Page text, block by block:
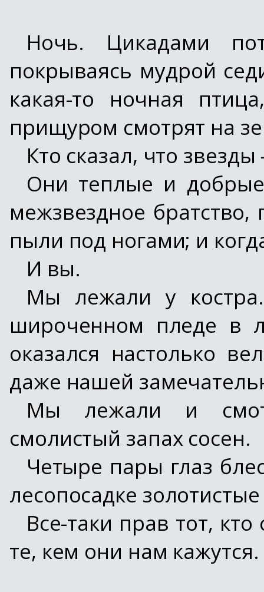
Ночь. Цикадами
покрываясь мудрой
какая-то ночная
прищуром смотрят на
Кто сказал, что
Они теплые и
межзвездное
пыли под ногами; и
И вы.
Мы лежали у
широченном пледе в
оказался настолько
даже нашей
Мы лежали и
смолистый запах сосен.
Четыре пары глаз
лесопосадке
Все-таки прав тот,
те, кем они нам кажутся.